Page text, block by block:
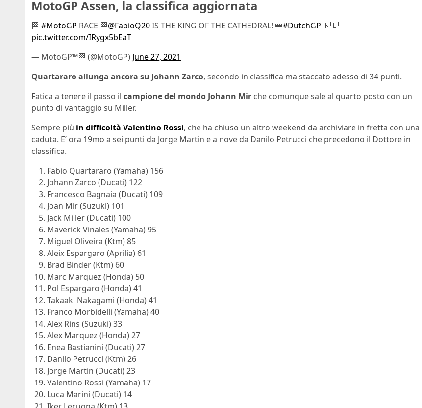
MotoGP Assen, la classifica aggiornata
🏁 #MotoGP RACE 🏁@FabioQ20IS THE KING OF THE CATHEDRAL! 👑#DutchGP 🇳🇱
pic.twitter.com/IRygx5bEaT
— MotoGP™🏁 (@MotoGP) June 27, 2021
Quartararo allunga ancora su Johann Zarco, secondo in classifica ma staccato adesso di 34 punti.
Fatica a tenere il passo il campione del mondo Johann Mir che comunque sale al quarto posto con un
punto di vantaggio su Miller.
Sempre più in difficoltà Valentino Rossi, che ha chiuso un altro weekend da archiviare in fretta con una
caduta. E’ ora 19mo a sei punti da Jorge Martin e a nove da Danilo Petrucci che precedono il Dottore in
classifica.
Fabio Quartararo (Yamaha) 156
Johann Zarco (Ducati) 122
Francesco Bagnaia (Ducati) 109
Joan Mir (Suzuki) 101
Jack Miller (Ducati) 100
Maverick Vinales (Yamaha) 95
Miguel Oliveira (Ktm) 85
Aleix Espargaro (Aprilia) 61
Brad Binder (Ktm) 60
Marc Marquez (Honda) 50
Pol Espargaro (Honda) 41
Takaaki Nakagami (Honda) 41
Franco Morbidelli (Yamaha) 40
Alex Rins (Suzuki) 33
Alex Marquez (Honda) 27
Enea Bastianini (Ducati) 27
Danilo Petrucci (Ktm) 26
Jorge Martin (Ducati) 23
Valentino Rossi (Yamaha) 17
Luca Marini (Ducati) 14